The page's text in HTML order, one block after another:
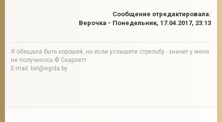
Сообщение отредактировала:
Верочка - Понедельник, 17.04.2017, 23:13
Я обещала быть хорошей, но если услышите стрельбу - значит у меня
не получилось © Скарлетт
E-mail: bel@egida.by